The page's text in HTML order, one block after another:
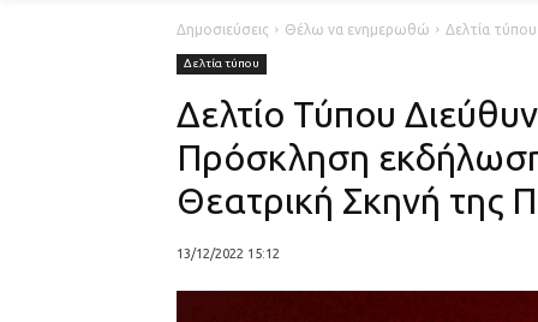
Δημοσιεύσεις Θέλω να ενημερωθώ Δελτία τύπου
Δελτία τύπου
Δελτίο Τύπου
Πρόσκληση
Θεατρική Σκηνή της
13/12/2022 15:12